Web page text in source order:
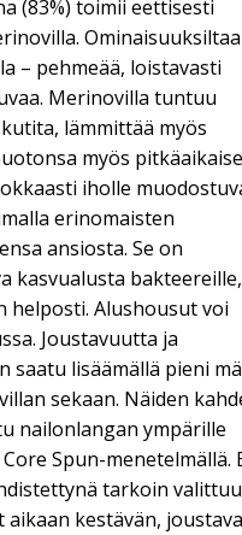
(83%) toimii eettisesti
– pehmeää, loistavasti
Merinovilla tuntuu
lämmittää myös
myös
iholle
erinomaisten
ansiosta. Se on
kasvualusta bakteereille,
helposti. Alushousut voi
Joustavuutta ja
lisäämällä pieni
sekaan. Näiden
nailonlangan ympärille
Spun-menetelmällä.
tarkoin
kestävän,